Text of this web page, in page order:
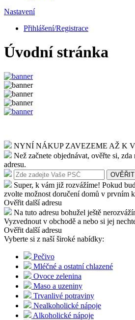
Nastavení
Přihlášení/Registrace
Úvodní stránka
NYNÍ NÁKUP ZAVEZEME AŽ K
Než začnete objednávat, ověřte si,
adresu.
OVĚŘIT
Super, k vám již rozvážíme! Pokud
zvolte možnost doručení domů v prvním
Ověřit další adresu
Na tuto adresu bohužel ještě
Vyzvednout v obchodě a nebo si jej
Ověřit další adresu
Vyberte si z naší široké nabídky:
Pečivo
Mléčné a ostatní chlazené
Ovoce zelenina
Maso a uzeniny
Trvanlivé potraviny
Nealkoholické nápoje
Alkoholické nápoje